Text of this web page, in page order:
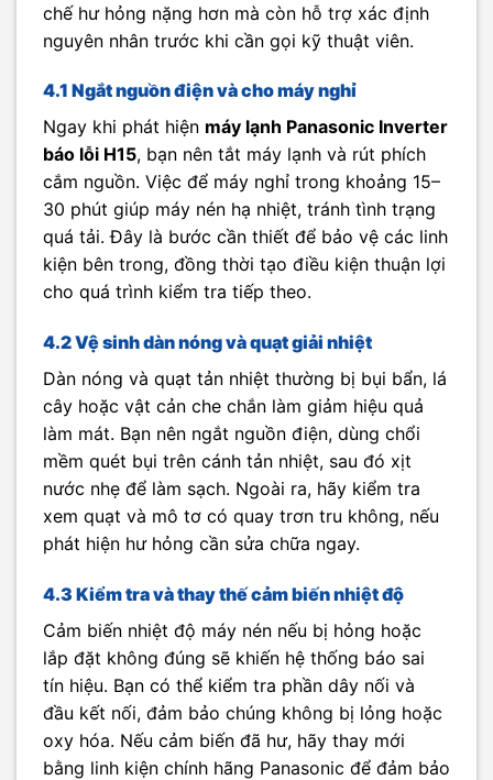
chế hư hỏng nặng hơn mà còn hỗ trợ xác định
nguyên nhân trước khi cần gọi kỹ thuật viên.
4.1 Ngắt nguồn điện và cho máy nghỉ
Ngay khi phát hiện máy lạnh Panasonic Inverter
báo lỗi H15, bạn nên tắt máy lạnh và rút phích
cắm nguồn. Việc để máy nghỉ trong khoảng 15–
30 phút giúp máy nén hạ nhiệt, tránh tình trạng
quá tải. Đây là bước cần thiết để bảo vệ các linh
kiện bên trong, đồng thời tạo điều kiện thuận lợi
cho quá trình kiểm tra tiếp theo.
4.2 Vệ sinh dàn nóng và quạt giải nhiệt
Dàn nóng và quạt tản nhiệt thường bị bụi bẩn, lá
cây hoặc vật cản che chắn làm giảm hiệu quả
làm mát. Bạn nên ngắt nguồn điện, dùng chổi
mềm quét bụi trên cánh tản nhiệt, sau đó xịt
nước nhẹ để làm sạch. Ngoài ra, hãy kiểm tra
xem quạt và mô tơ có quay trơn tru không, nếu
phát hiện hư hỏng cần sửa chữa ngay.
4.3 Kiểm tra và thay thế cảm biến nhiệt độ
Cảm biến nhiệt độ máy nén nếu bị hỏng hoặc
lắp đặt không đúng sẽ khiến hệ thống báo sai
tín hiệu. Bạn có thể kiểm tra phần dây nối và
đầu kết nối, đảm bảo chúng không bị lỏng hoặc
oxy hóa. Nếu cảm biến đã hư, hãy thay mới
bằng linh kiện chính hãng Panasonic để đảm bảo